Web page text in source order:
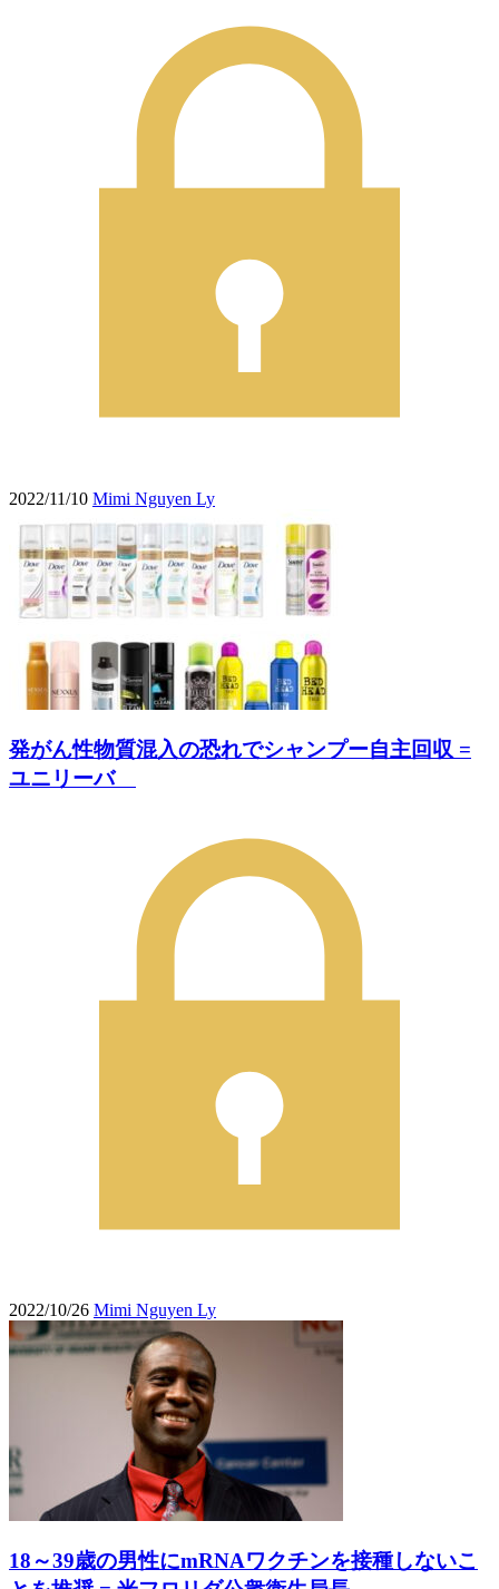
2022/11/10 Mimi Nguyen Ly
発がん性物質混入の恐れでシャンプー自主回収 =
ユニリーバ
2022/10/26 Mimi Nguyen Ly
18～39歳の男性にmRNAワクチンを接種しないこ